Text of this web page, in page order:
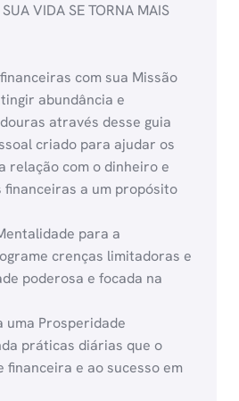
VIDA SE TORNA MAIS
com sua Missão
abundância e
através desse guia
criado para ajudar os
relação com o dinheiro e
a um propósito
para a
crenças limitadoras e
poderosa e focada na
uma Prosperidade
práticas diárias que o
financeira e ao sucesso em